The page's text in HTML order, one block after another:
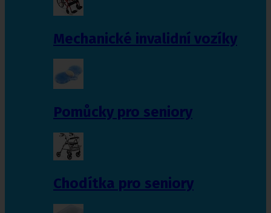
Mechanické invalidní vozíky
Pomůcky pro seniory
Chodítka pro seniory